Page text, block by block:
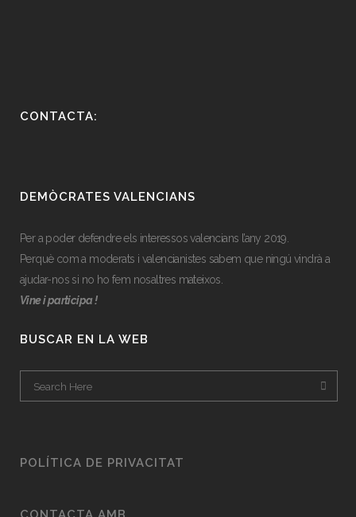
CONTACTA:
DEMÒCRATES VALENCIANS
Per a poder defendre els interessos valencians l’any 2019.
Perquè com a moderats i valencianistes sabem que ningú vindrà a
ajudar-nos si no ho fem nosaltres mateixos.
Vine i participa !
BUSCAR EN LA WEB
POLÍTICA DE PRIVACITAT